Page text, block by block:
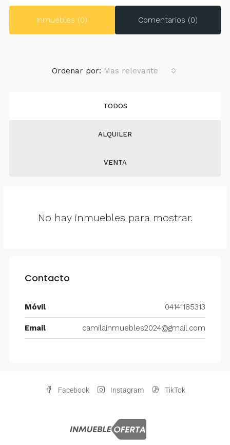
Inmuebles (0) Comentarios (0)
TODOS
ALQUILER
VENTA
Ordenar por: Mas relevante
No hay inmuebles para mostrar.
Contacto
Móvil 04141185313
Email camilainmuebles2024@gmail.com
Facebook Instagram TikTok